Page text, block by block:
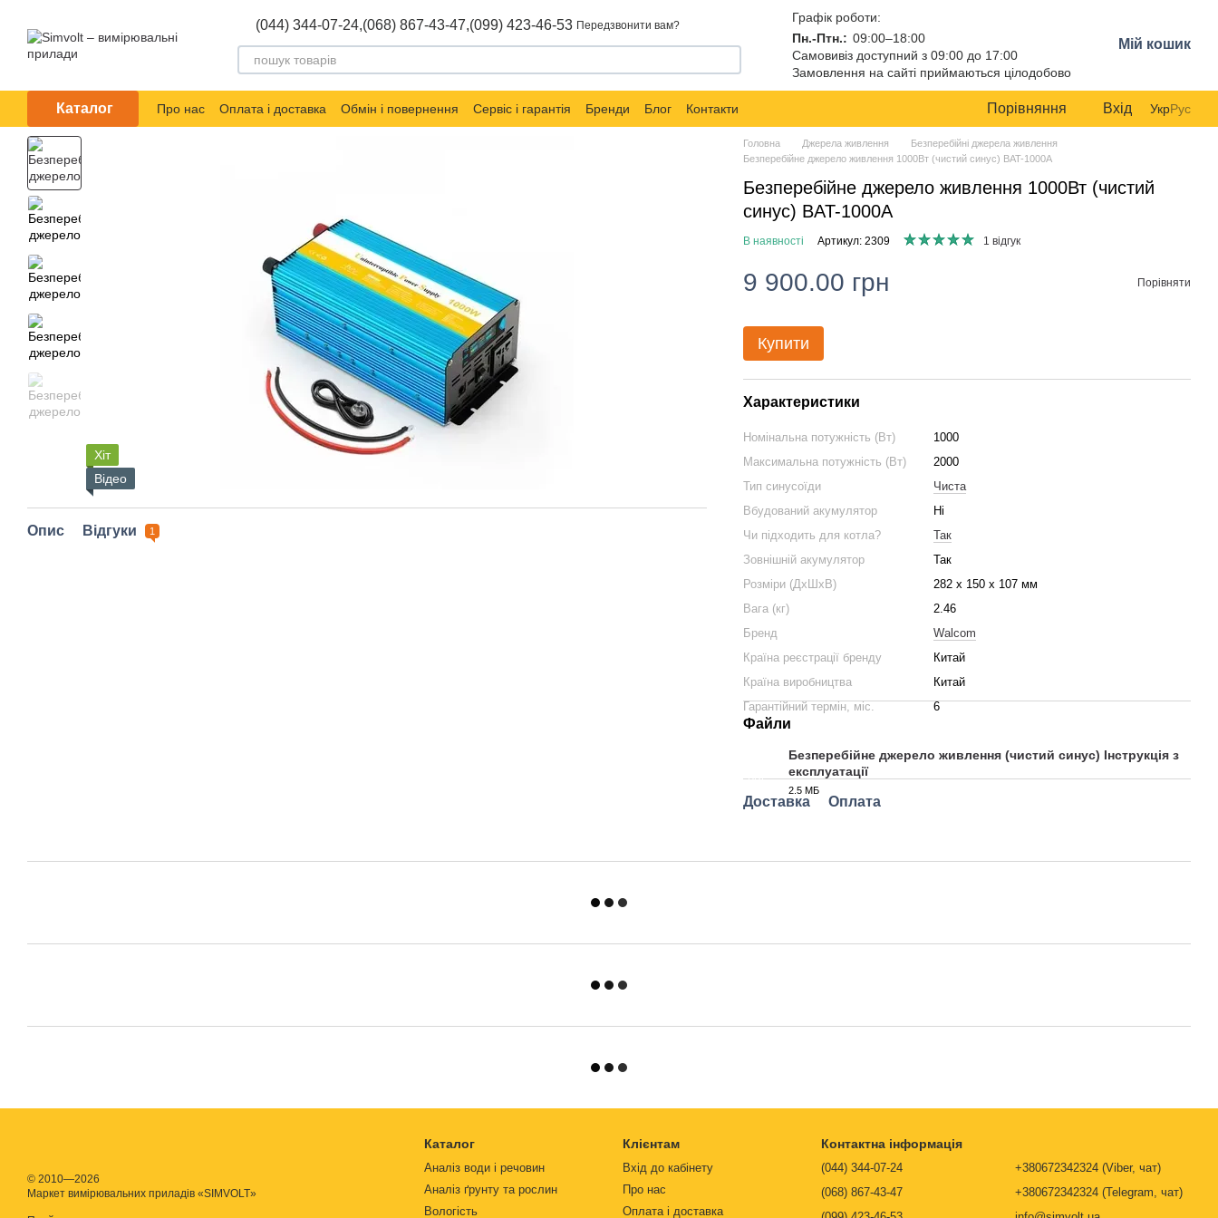
(044) 344-07-24,(068) 867-43-47,(099) 423-46-53 Передзвонити вам?
Графік роботи:
Пн.-Птн.: 09:00–18:00
Самовивіз доступний з 09:00 до 17:00
Замовлення на сайті приймаються цілодобово
Мій кошик
Каталог Про нас Оплата і доставка Обмін і повернення Сервіс і гарантія Бренди Блог Контакти Порівняння Вхід УкрРус
Хіт
Відео
Опис Відгуки 1
Головна Джерела живлення
Безперебійні джерела живлення
Безперебійне джерело живлення 1000Вт (чистий синус) BAT-1000A
Безперебійне джерело живлення 1000Вт (чистий
синус) BAT-1000A
В наявності Артикул: 2309 1 відгук
9 900.00 грн Порівняти
Купити
Характеристики
Номінальна потужність (Вт)
1000
Максимальна потужність (Вт)
2000
Тип синусоїди
Чиста
Вбудований акумулятор
Ні
Чи підходить для котла?
Так
Зовнішній акумулятор
Так
Розміри (ДхШхВ)
282 х 150 х 107 мм
Вага (кг)
2.46
Бренд
Walcom
Країна реєстрації бренду
Китай
Країна виробництва
Китай
Гарантійний термін, міс.
6
Файли
PDF
Безперебійне джерело живлення (чистий синус) Інструкція з
експлуатації
2.5 МБ
Доставка Оплата
© 2010—2026
Маркет вимірювальних приладів «SIMVOLT»
Каталог
Аналіз води і речовин
Аналіз ґрунту та рослин
Вологість
Клієнтам
Вхід до кабінету
Про нас
Оплата і доставка
Контактна інформація
(044) 344-07-24
(068) 867-43-47
+380672342324 (Viber, чат)
+380672342324 (Telegram, чат)